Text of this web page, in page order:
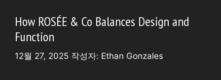
How ROSÉE & Co Balances Design and
Function
12월 27, 2025 작성자: Ethan Gonzales